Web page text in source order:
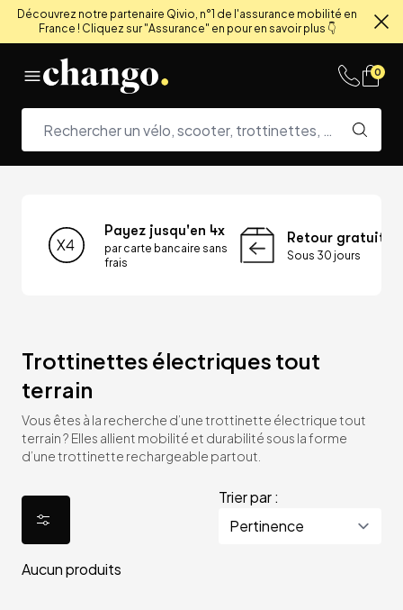
Découvrez notre partenaire Qivio, n°1 de l'assurance mobilité en
France ! Cliquez sur "Assurance" en pour en savoir plus 👇
0
Payez jusqu'en 4x
par carte bancaire sans
frais
Retour gratuit
Sous 30 jours
Trottinettes électriques tout
terrain
Vous êtes à la recherche d’une trottinette électrique tout
terrain ? Elles allient mobilité et durabilité sous la forme
d’une trottinette rechargeable partout.
Trier par :
Aucun produits